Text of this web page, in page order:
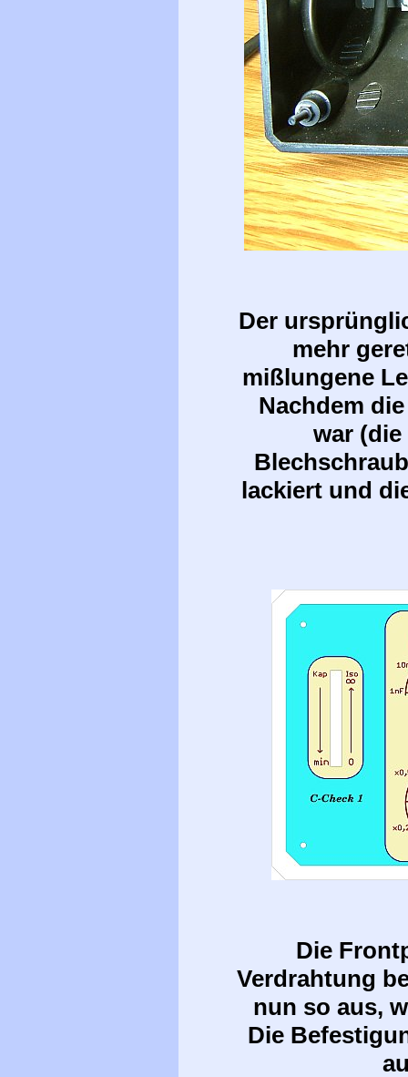
Der
mehr
mißlungene
Nachdem
war
lackiert und
Die
Verdrahtung
nun so aus,
Die